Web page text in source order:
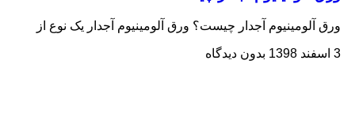
ورق آلومینیوم آجدار چیست؟ ورق آلومینیوم آجدار یک نوع از
3 اسفند 1398 بدون دیدگاه